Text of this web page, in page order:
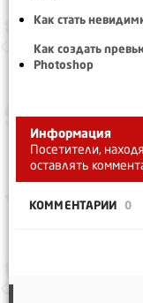
Как стать
Как создать
Photoshop
Информация
Посетители,
оставлять
КОММЕНТАРИИ 0